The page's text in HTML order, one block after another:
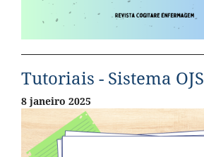
Tutoriais - Sistema OJS
8 janeiro 2025